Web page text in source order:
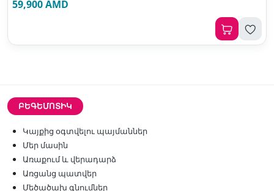
59,900 AMD
ԲԵԳԵՄՈՏԻԿ
Կայքից օգտվելու պայմաններ
Մեր մասին
Առաքում և վերադարձ
Առցանց պատվեր
Մեծածախ գնումներ